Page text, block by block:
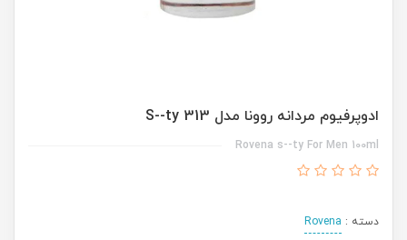
ادوپرفیوم مردانه روونا مدل 313 S--ty
Rovena s--ty For Men 100ml
دسته : Rovena